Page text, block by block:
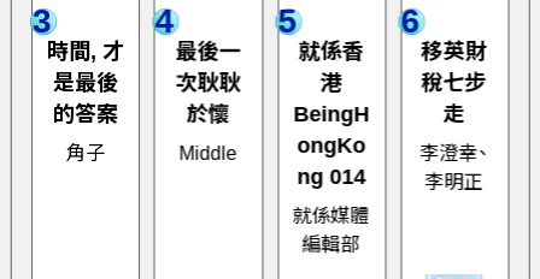
3
時間, 才
是最後
的答案
角子
4
最後一
次耿耿
於懷
Middle
5
就係香
港
BeingH
ongKo
ng 014
就係媒體
編輯部
6
移英財
稅七步
走
李澄幸、
李明正